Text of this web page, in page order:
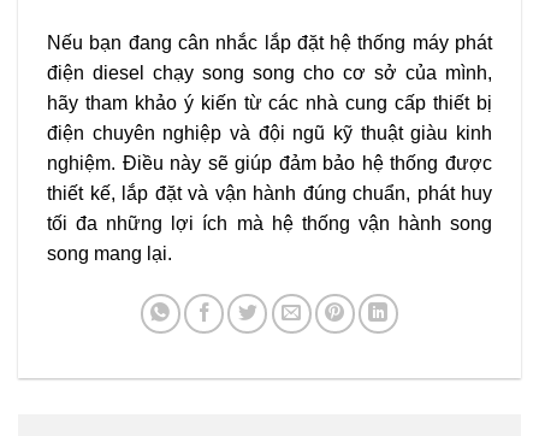
Nếu bạn đang cân nhắc lắp đặt hệ thống máy phát
điện diesel chạy song song cho cơ sở của mình,
hãy tham khảo ý kiến từ các nhà cung cấp thiết bị
điện chuyên nghiệp và đội ngũ kỹ thuật giàu kinh
nghiệm. Điều này sẽ giúp đảm bảo hệ thống được
thiết kế, lắp đặt và vận hành đúng chuẩn, phát huy
tối đa những lợi ích mà hệ thống vận hành song
song mang lại.